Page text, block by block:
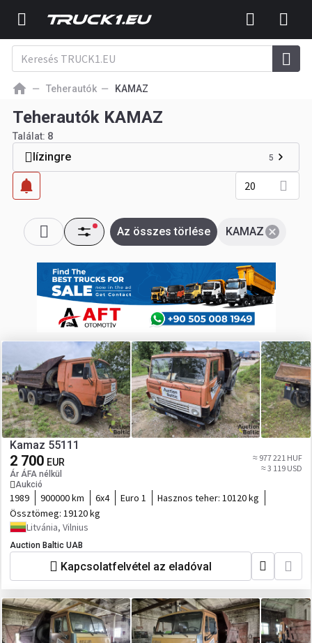
Teherautók KAMAZ
Teherautók KAMAZ
Találat: 8
lízingre 5
20
KAMAZ
Az összes törlése
Kamaz 55111
2 700 EUR
Ár ÁFA nélkül
Aukció
≈ 977 221 HUF
≈ 3 119 USD
1989 900000 km 6x4 Euro 1 Hasznos teher: 10120 kg
Össztömeg: 19120 kg
Litvánia, Vilnius
Auction Baltic UAB
Kapcsolatfelvétel az eladóval